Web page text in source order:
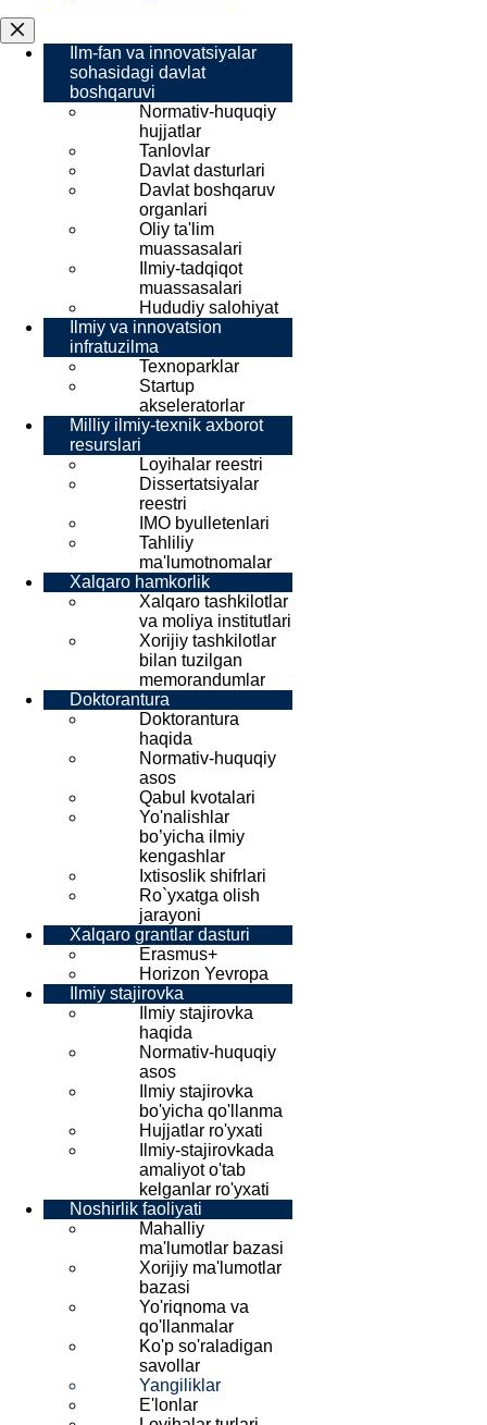
Ilm-fan va innovatsiyalar
sohasidagi davlat
boshqaruvi
Normativ-huquqiy
hujjatlar
Tanlovlar
Davlat dasturlari
Davlat boshqaruv
organlari
Oliy ta'lim
muassasalari
Ilmiy-tadqiqot
muassasalari
Hududiy salohiyat
Ilmiy va innovatsion
infratuzilma
Texnoparklar
Startup
akseleratorlar
Milliy ilmiy-texnik axborot
resurslari
Loyihalar reestri
Dissertatsiyalar
reestri
IMO byulletenlari
Tahliliy
ma'lumotnomalar
Xalqaro hamkorlik
Xalqaro tashkilotlar
va moliya institutlari
Xorijiy tashkilotlar
bilan tuzilgan
memorandumlar
Doktorantura
Doktorantura
haqida
Normativ-huquqiy
asos
Qabul kvotalari
Yo'nalishlar
bo’yicha ilmiy
kengashlar
Ixtisoslik shifrlari
Ro`yxatga olish
jarayoni
Xalqaro grantlar dasturi
Erasmus+
Horizon Yevropa
Ilmiy stajirovka
Ilmiy stajirovka
haqida
Normativ-huquqiy
asos
Ilmiy stajirovka
bo'yicha qo'llanma
Hujjatlar ro'yxati
Ilmiy-stajirovkada
amaliyot o'tab
kelganlar ro'yxati
Noshirlik faoliyati
Mahalliy
ma'lumotlar bazasi
Xorijiy ma'lumotlar
bazasi
Yo'riqnoma va
qo'llanmalar
Ko'p so'raladigan
savollar
Yangiliklar
E'lonlar